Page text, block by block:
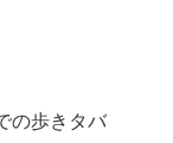
の歩きタバ